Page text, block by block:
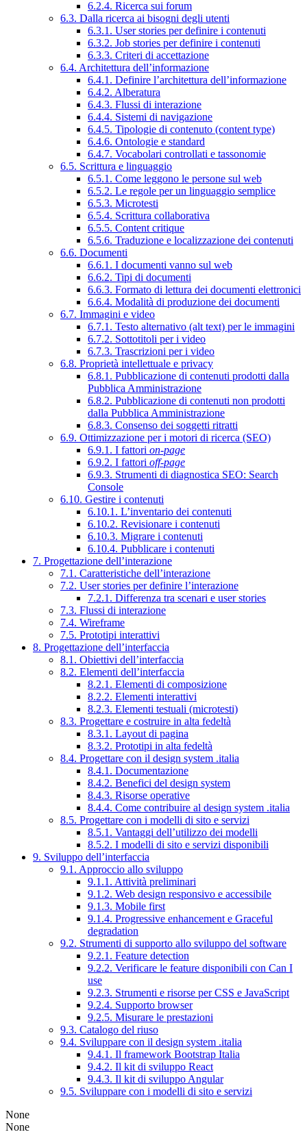
6.2.4. Ricerca sui forum
6.3. Dalla ricerca ai bisogni degli utenti
6.3.1. User stories per definire i contenuti
6.3.2. Job stories per definire i contenuti
6.3.3. Criteri di accettazione
6.4. Architettura dell’informazione
6.4.1. Definire l’architettura dell’informazione
6.4.2. Alberatura
6.4.3. Flussi di interazione
6.4.4. Sistemi di navigazione
6.4.5. Tipologie di contenuto (content type)
6.4.6. Ontologie e standard
6.4.7. Vocabolari controllati e tassonomie
6.5. Scrittura e linguaggio
6.5.1. Come leggono le persone sul web
6.5.2. Le regole per un linguaggio semplice
6.5.3. Microtesti
6.5.4. Scrittura collaborativa
6.5.5. Content critique
6.5.6. Traduzione e localizzazione dei contenuti
6.6. Documenti
6.6.1. I documenti vanno sul web
6.6.2. Tipi di documenti
6.6.3. Formato di lettura dei documenti elettronici
6.6.4. Modalità di produzione dei documenti
6.7. Immagini e video
6.7.1. Testo alternativo (alt text) per le immagini
6.7.2. Sottotitoli per i video
6.7.3. Trascrizioni per i video
6.8. Proprietà intellettuale e privacy
6.8.1. Pubblicazione di contenuti prodotti dalla
Pubblica Amministrazione
6.8.2. Pubblicazione di contenuti non prodotti
dalla Pubblica Amministrazione
6.8.3. Consenso dei soggetti ritratti
6.9. Ottimizzazione per i motori di ricerca (SEO)
6.9.1. I fattori on-page
6.9.2. I fattori off-page
6.9.3. Strumenti di diagnostica SEO: Search
Console
6.10. Gestire i contenuti
6.10.1. L’inventario dei contenuti
6.10.2. Revisionare i contenuti
6.10.3. Migrare i contenuti
6.10.4. Pubblicare i contenuti
7. Progettazione dell’interazione
7.1. Caratteristiche dell’interazione
7.2. User stories per definire l’interazione
7.2.1. Differenza tra scenari e user stories
7.3. Flussi di interazione
7.4. Wireframe
7.5. Prototipi interattivi
8. Progettazione dell’interfaccia
8.1. Obiettivi dell’interfaccia
8.2. Elementi dell’interfaccia
8.2.1. Elementi di composizione
8.2.2. Elementi interattivi
8.2.3. Elementi testuali (microtesti)
8.3. Progettare e costruire in alta fedeltà
8.3.1. Layout di pagina
8.3.2. Prototipi in alta fedeltà
8.4. Progettare con il design system .italia
8.4.1. Documentazione
8.4.2. Benefici del design system
8.4.3. Risorse operative
8.4.4. Come contribuire al design system .italia
8.5. Progettare con i modelli di sito e servizi
8.5.1. Vantaggi dell’utilizzo dei modelli
8.5.2. I modelli di sito e servizi disponibili
9. Sviluppo dell’interfaccia
9.1. Approccio allo sviluppo
9.1.1. Attività preliminari
9.1.2. Web design responsivo e accessibile
9.1.3. Mobile first
9.1.4. Progressive enhancement e Graceful
degradation
9.2. Strumenti di supporto allo sviluppo del software
9.2.1. Feature detection
9.2.2. Verificare le feature disponibili con Can I
use
9.2.3. Strumenti e risorse per CSS e JavaScript
9.2.4. Supporto browser
9.2.5. Misurare le prestazioni
9.3. Catalogo del riuso
9.4. Sviluppare con il design system .italia
9.4.1. Il framework Bootstrap Italia
9.4.2. Il kit di sviluppo React
9.4.3. Il kit di sviluppo Angular
9.5. Sviluppare con i modelli di sito e servizi
None
None